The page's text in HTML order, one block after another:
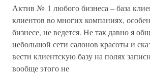
Актив № 1 любого бизнеса – база
клиентов во многих компаниях,
бизнесе, не ведется. Не так давно я
небольшой сети салонов красоты и
вести клиентскую базу на полях
вообще этого не